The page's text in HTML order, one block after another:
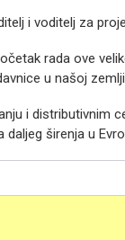
i voditelj za
rada ove
u našoj
i distributivnim
širenja u